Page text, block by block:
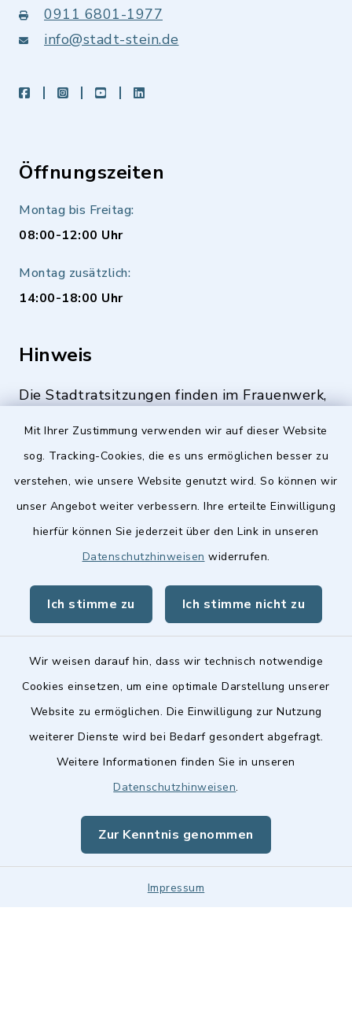
Mit Ihrer Zustimmung verwenden wir auf dieser Website
sog. Tracking-Cookies, die es uns ermöglichen besser zu
verstehen, wie unsere Website genutzt wird. So können wir
unser Angebot weiter verbessern. Ihre erteilte Einwilligung
hierfür können Sie jederzeit über den Link in unseren
Datenschutzhinweisen widerrufen.
Ich stimme zu Ich stimme nicht zu
Wir weisen darauf hin, dass wir technisch notwendige
Cookies einsetzen, um eine optimale Darstellung unserer
Website zu ermöglichen. Die Einwilligung zur Nutzung
weiterer Dienste wird bei Bedarf gesondert abgefragt.
Weitere Informationen finden Sie in unseren
Datenschutzhinweisen.
Zur Kenntnis genommen
Impressum
0911 6801-1977
info@stadt-stein.de
facebookinstagramyoutubeLinkedIn
Öffnungszeiten
Montag bis Freitag:
08:00-12:00 Uhr
Montag zusätzlich:
14:00-18:00 Uhr
Hinweis
Die Stadtratsitzungen finden im Frauenwerk,
Quicklinks
Stellenangebote
Landkreis Fürth
Barrierefreiheit
Impressum
Sitemap